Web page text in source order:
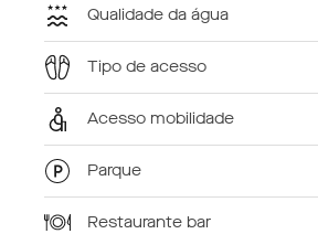
Qualidade da água
Tipo de acesso
Acesso mobilidade
Parque
Restaurante bar